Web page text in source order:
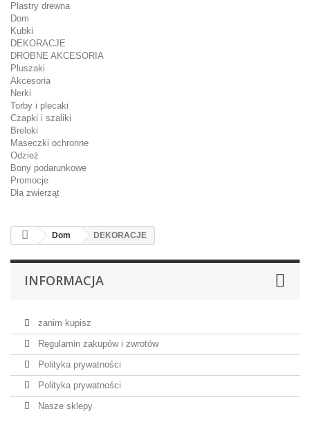
Plastry drewna
Dom
Kubki
DEKORACJE
DROBNE AKCESORIA
Pluszaki
Akcesoria
Nerki
Torby i plecaki
Czapki i szaliki
Breloki
Maseczki ochronne
Odzież
Bony podarunkowe
Promocje
Dla zwierząt
Dom DEKORACJE
INFORMACJA
zanim kupisz
Regulamin zakupów i zwrotów
Polityka prywatności
Polityka prywatności
Nasze sklepy